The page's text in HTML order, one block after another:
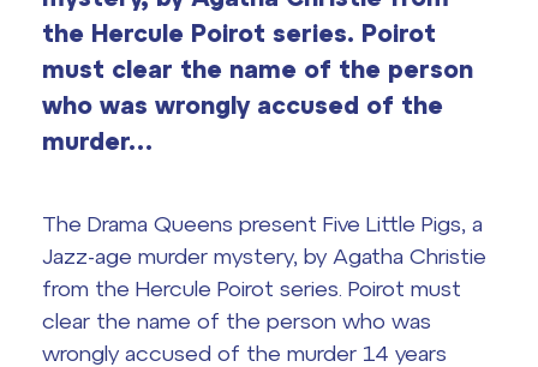
Výsledky 1. kola přijímacího řízení
2026/2027
Maturitní zkoušky
FOCUSing
Zahraniční stipendia
ČAG studentský
Bakaláři
the Hercule Poirot series. Poirot
must clear the name of the person
who was wrongly accused of the
murder…
The Drama Queens present Five Little Pigs, a
Jazz-age murder mystery, by Agatha Christie
from the Hercule Poirot series. Poirot must
clear the name of the person who was
wrongly accused of the murder 14 years